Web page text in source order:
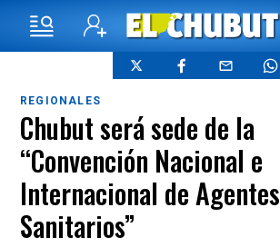
REGIONALES
Chubut será sede de la
“Convención Nacional e
Internacional de Agentes
Sanitarios”